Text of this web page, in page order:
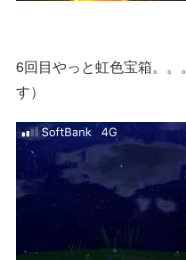
6回目やっと虹色宝箱。
す）